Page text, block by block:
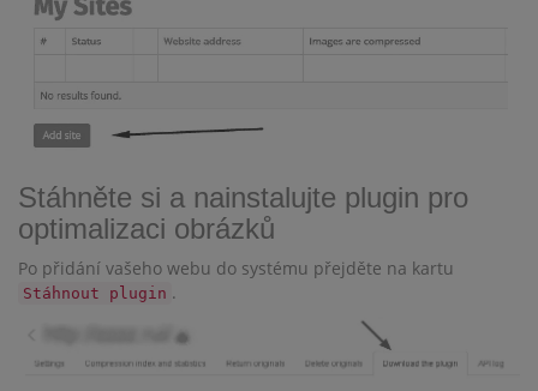
Stáhněte si a nainstalujte plugin pro
optimalizaci obrázků
Po přidání vašeho webu do systému přejděte na kartu
Stáhnout plugin .